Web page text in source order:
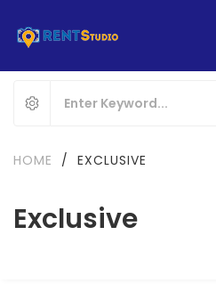
Exclusive
HOME / EXCLUSIVE